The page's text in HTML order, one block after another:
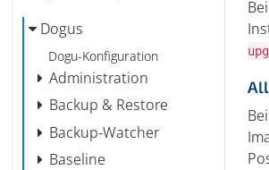
Dogus
Dogu-Konfiguration
Administration
Backup & Restore
Backup-Watcher
Baseline